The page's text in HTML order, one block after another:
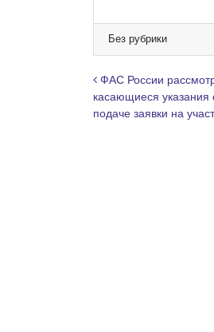
e
g
r
a
m
Без рубрики
Навигация
ФАС России
касающиеся указания
подаче заявки на